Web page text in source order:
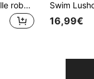
Swim Vcay 2026 Nouvelle robe de bain grande taille pour femmes, imprimé bleu & blanc frais, col licou, dos nu, tenue de vacances à la plage, tenue d'été, tenue de soirée, maillot de bain élégant pour femmes, vêtements de vacances pour femmes
16,99€